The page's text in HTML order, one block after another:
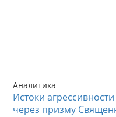
Аналитика
Истоки
через призму